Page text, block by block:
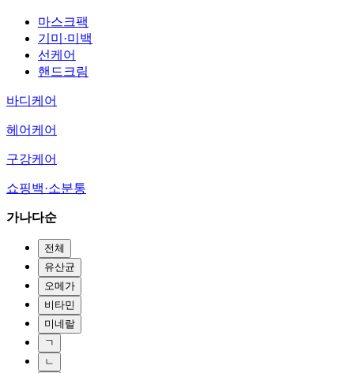
마스크팩
기미·미백
선케어
핸드크림
바디케어
헤어케어
구강케어
쇼핑백·소분통
가나다순
전체
유산균
오메가
비타민
미네랄
ㄱ
ㄴ